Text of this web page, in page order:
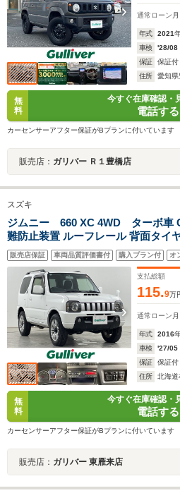
通常ローン
年式 2021
車検
'28/08
保証
保証付
住所
愛知県
無
料
今すぐ在庫確認・
電話する
カーセンサーアフター保証がBプランに付いています
販売店： ガリバー Ｒ１豊橋店
スズキ
ジムニー 660 XC 4WD ターボ車
難防止装置 ルーフレール 背面タ
イール
販売店保証 車両品質評価書付 購入プラン付 オ
支払総額
115.9万
通常ローン
年式 2016
車検
'27/05
保証
保証付
住所
北海道
無
料
今すぐ在庫確認・
電話する
カーセンサーアフター保証がBプランに付いています
販売店： ガリバー 東雁来店